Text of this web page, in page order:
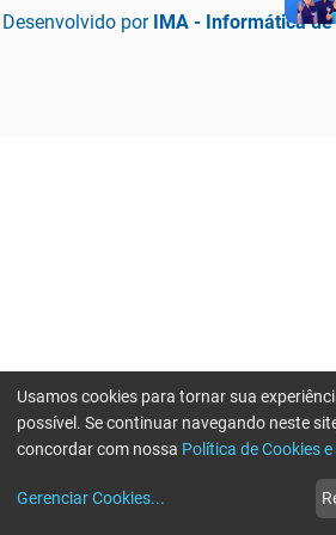
Desenvolvido por IMA - Informática
Usamos cookies para tornar sua
possível. Se continuar navegando neste
concordar com nossa Política de Cookies
Gerenciar Cookies...
Erro ao enviar informações, por favor